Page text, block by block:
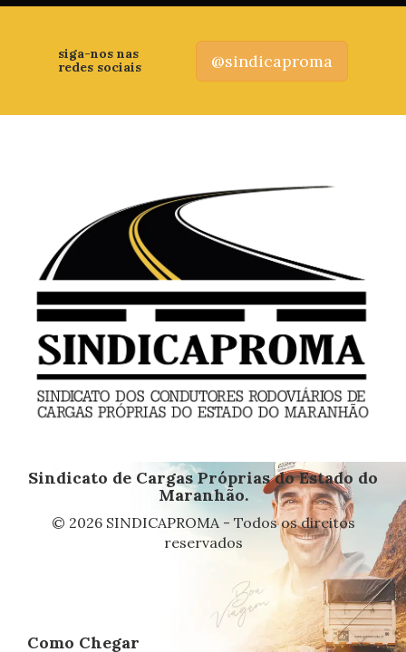
siga-nos nas
redes sociais
@sindicaproma
Sindicato de Cargas Próprias do Estado do
Maranhão.
© 2026 SINDICAPROMA - Todos os direitos
reservados
Como Chegar